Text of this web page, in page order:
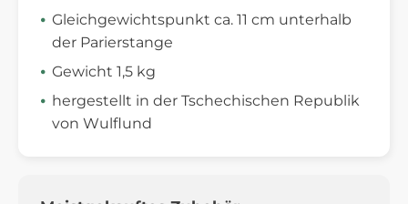
Gleichgewichtspunkt ca. 11 cm unterhalb
der Parierstange
Gewicht 1,5 kg
hergestellt in der Tschechischen Republik
von Wulflund